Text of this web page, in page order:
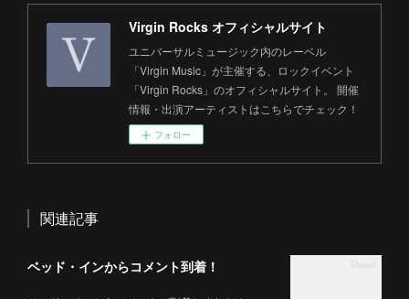
Virgin Rocks オフィシャルサイト
ユニバーサルミュージック内のレーベル
「Virgin Music」が主催する、ロックイベント
「Virgin Rocks」のオフィシャルサイト。 開催
情報・出演アーティストはこちらでチェック！
フォロー
関連記事
ベッド・インからコメント到着！